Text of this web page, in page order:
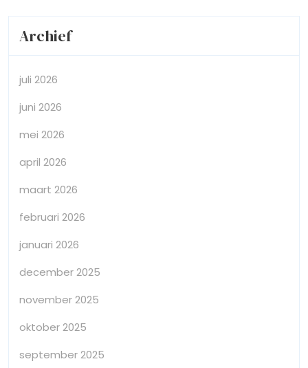
Archief
juli 2026
juni 2026
mei 2026
april 2026
maart 2026
februari 2026
januari 2026
december 2025
november 2025
oktober 2025
september 2025